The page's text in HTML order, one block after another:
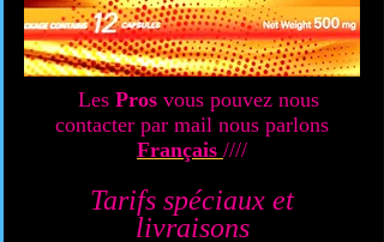
Les Pros vous pouvez nous
contacter par mail nous parlons
Français ////
Tarifs spéciaux et
livraisons